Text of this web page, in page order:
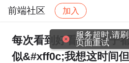
前端社区 加入
社区 前端社区 感慨
每次看到好看的女孩子
似&#xff0c;我想这时间
服务超时,请
页面重试